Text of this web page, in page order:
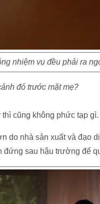
nhiệm vụ đều phải ra
đó trước mặt mẹ?
cũng không phức tạp gì.
do nhà sản xuất và đạo
đứng sau hậu trường để